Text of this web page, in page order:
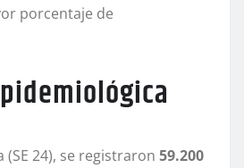
porcentaje de
(SE 24), se registraron 59.200